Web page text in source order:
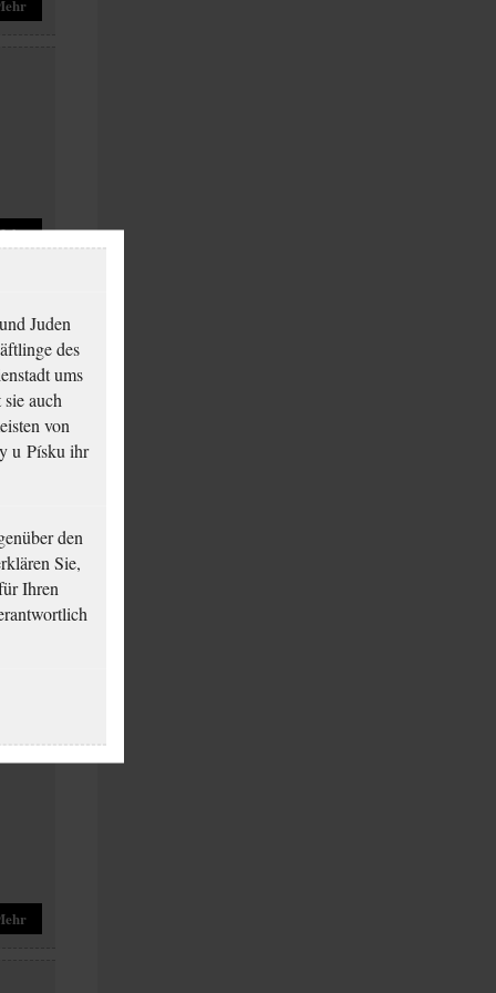
Juden
des
ums
auch
von
u Písku ihr
den
Sie,
Ihren